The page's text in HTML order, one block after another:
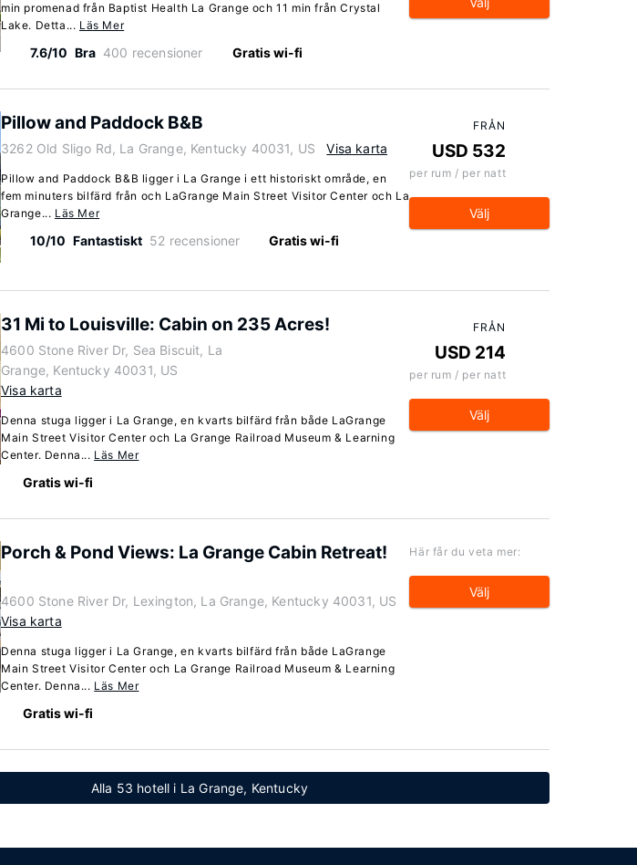
min promenad från Baptist Health La Grange och 11 min från Crystal
Lake. Detta... Läs Mer
7.6/10 Bra 400 recensioner Gratis wi-fi
Pillow and Paddock B&B
3262 Old Sligo Rd, La Grange, Kentucky 40031, US Visa karta
Pillow and Paddock B&B ligger i La Grange i ett historiskt område, en
fem minuters bilfärd från och LaGrange Main Street Visitor Center och La
Grange... Läs Mer
10/10 Fantastiskt 52 recensioner Gratis wi-fi
FRÅN
USD 532
per rum / per natt
Välj
31 Mi to Louisville: Cabin on 235 Acres!
4600 Stone River Dr, Sea Biscuit, La
Grange, Kentucky 40031, US
Visa karta
Denna stuga ligger i La Grange, en kvarts bilfärd från både LaGrange
Main Street Visitor Center och La Grange Railroad Museum & Learning
Center. Denna... Läs Mer
Gratis wi-fi
FRÅN
USD 214
per rum / per natt
Välj
Porch & Pond Views: La Grange Cabin Retreat!
4600 Stone River Dr, Lexington, La Grange, Kentucky 40031, US
Visa karta
Denna stuga ligger i La Grange, en kvarts bilfärd från både LaGrange
Main Street Visitor Center och La Grange Railroad Museum & Learning
Center. Denna... Läs Mer
Gratis wi-fi
Här får du veta mer:
Välj
Alla 53 hotell i La Grange, Kentucky